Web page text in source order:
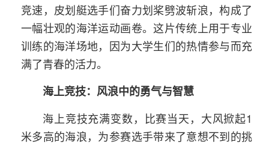
竞速，皮划艇选手们奋力划桨劈波斩浪，构成了
一幅壮观的海洋运动画卷。这片传统上用于专业
训练的海洋场地，因为大学生们的热情参与而充
满了青春的活力。
海上竞技：风浪中的勇气与智慧
海上竞技充满变数，比赛当天，大风掀起1
米多高的海浪，为参赛选手带来了意想不到的挑